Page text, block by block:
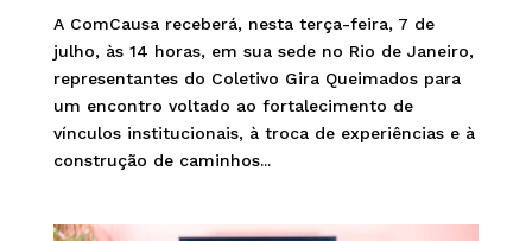
A ComCausa receberá, nesta terça-feira, 7 de
julho, às 14 horas, em sua sede no Rio de Janeiro,
representantes do Coletivo Gira Queimados para
um encontro voltado ao fortalecimento de
vínculos institucionais, à troca de experiências e à
construção de caminhos...